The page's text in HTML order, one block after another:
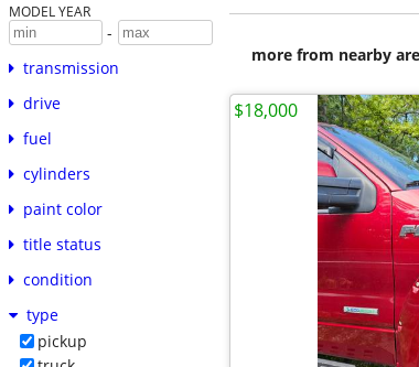
MODEL YEAR
-
transmission
drive
fuel
cylinders
paint color
title status
condition
type
pickup
more from nearby
$18,000